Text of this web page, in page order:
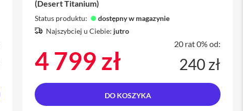
(Desert Titanium)
Status produktu:
dostępny w magazynie
Najszybciej u Ciebie: jutro
4 799 zł
20 rat 0% od:
240 zł
DO KOSZYKA